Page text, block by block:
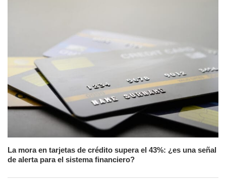
La mora en tarjetas de crédito supera el 43%: ¿es una señal
de alerta para el sistema financiero?